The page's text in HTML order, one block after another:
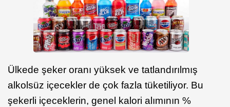
Ülkede şeker oranı yüksek ve tatlandırılmış
alkolsüz içecekler de çok fazla tüketiliyor. Bu
şekerli içeceklerin, genel kalori alımının %